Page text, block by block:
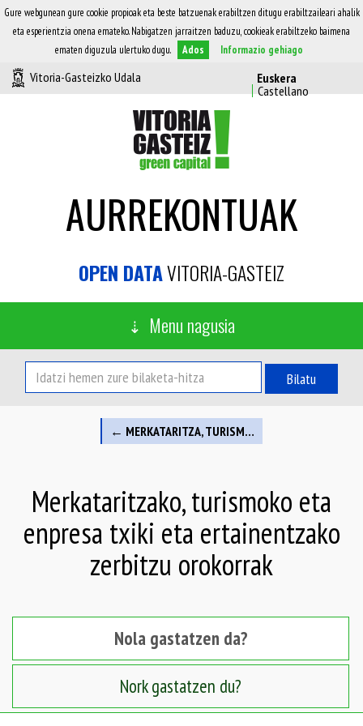
Gure webgunean gure cookie propioak eta beste batzuenak erabiltzen ditugu erabiltzaileari ahalik
eta esperientzia onena emateko. Nabigatzen jarraitzen baduzu, cookieak erabiltzeko baimena
ematen diguzula ulertuko dugu.
Ados Informazio gehiago
Vitoria-Gasteizko Udala
AURREKONTUAK
OPEN DATAVITORIA-GASTEIZ
Menu nagusia
Bilatu
← MERKATARITZA, TURISMOA ETA ENPRESA TXIKI ETA ERTAINAK
Merkataritzako, turismoko eta
enpresa txiki eta ertainentzako
zerbitzu orokorrak
Nola gastatzen da?
Nork gastatzen du?